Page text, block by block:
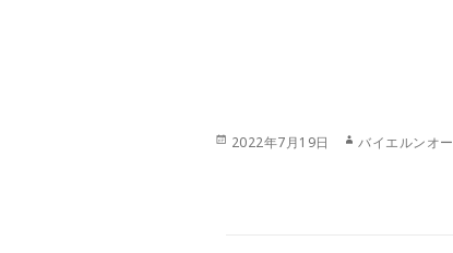
投
2022年7月19日
作
バイエルンオ